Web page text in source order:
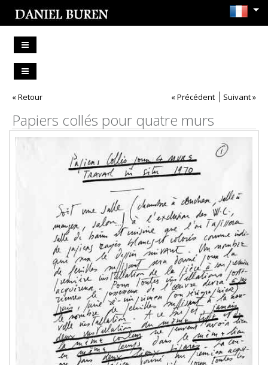
« Retour « Précédent Suivant »
Papiers collés pour quatre murs